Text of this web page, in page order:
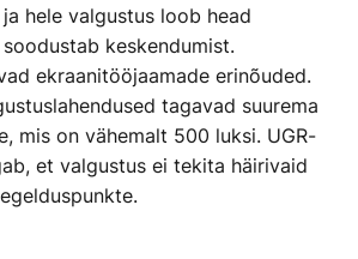
hele valgustus loob head
keskendumist.
ekraanitööjaamade erinõuded.
tagavad suurema
mis on vähemalt 500 luksi. UGR-
et valgustus ei tekita häirivaid